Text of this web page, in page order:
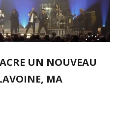
UN NOUVEAU
MA